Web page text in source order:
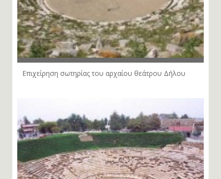
Επιχείρηση σωτηρίας του αρχαίου θεάτρου Δήλου